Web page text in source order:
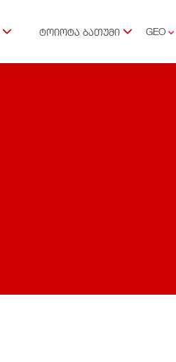
ᲢᲝᲘᲝᲢᲐ ᲑᲐᲗᲣᲛᲘ
GEO